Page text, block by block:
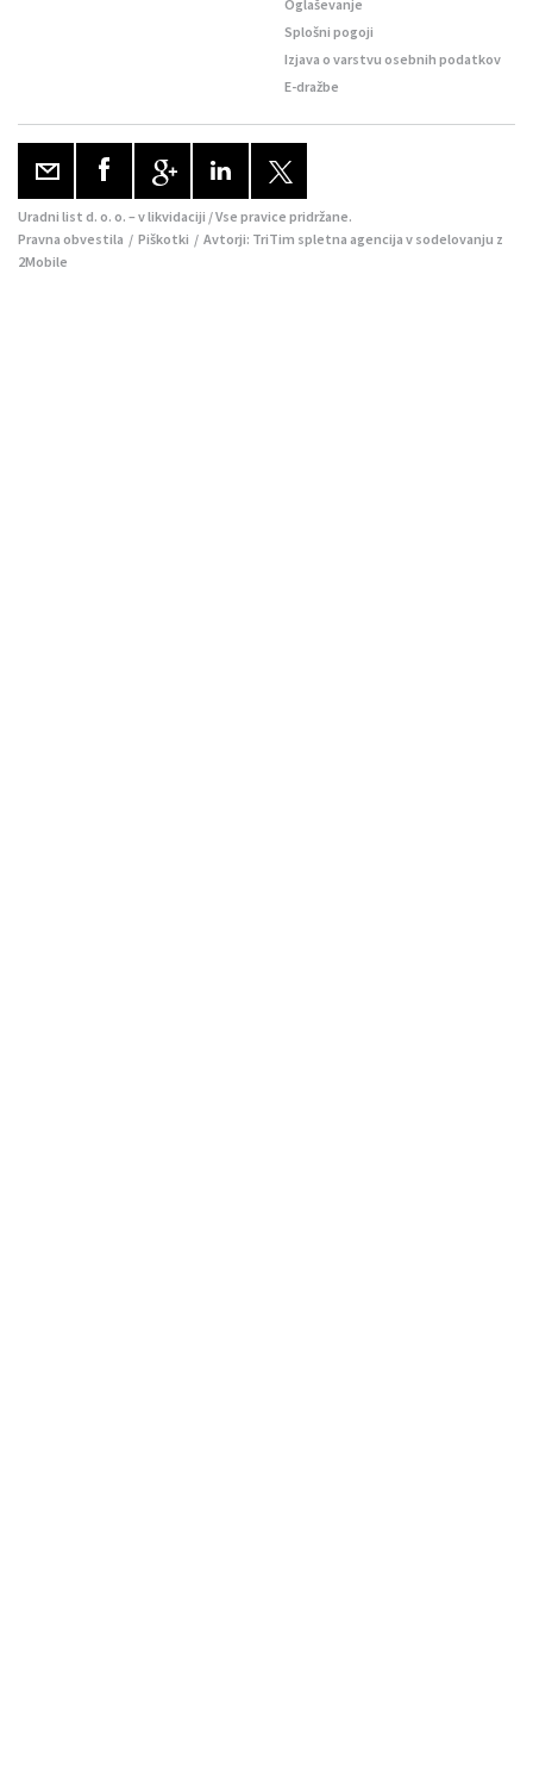
Oglaševanje
Splošni pogoji
Izjava o varstvu osebnih podatkov
E-dražbe
Uradni list d. o. o. – v likvidaciji / Vse pravice pridržane.
Pravna obvestila / Piškotki / Avtorji: TriTim spletna agencija v sodelovanju z
2Mobile